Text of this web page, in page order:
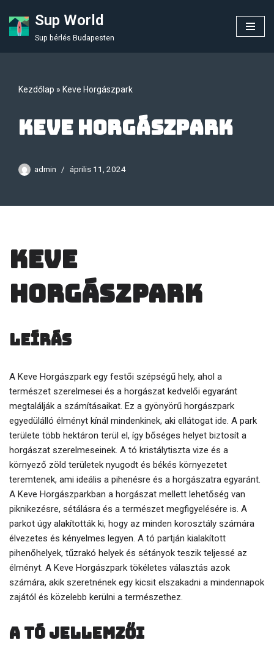
Skip
Sup World
Sup bérlés Budapesten
Kezdőlap » Keve Horgászpark
Keve Horgászpark
admin április 11, 2024
Keve
Horgászpark
Leírás
A Keve Horgászpark egy festői szépségű hely, ahol a
természet szerelmesei és a horgászat kedvelői egyaránt
megtalálják a számításaikat. Ez a gyönyörű horgászpark
egyedülálló élményt kínál mindenkinek, aki ellátogat ide. A park
területe több hektáron terül el, így bőséges helyet biztosít a
horgászat szerelmeseinek. A tó kristálytiszta vize és a
környező zöld területek nyugodt és békés környezetet
teremtenek, ami ideális a pihenésre és a horgászatra egyaránt.
A Keve Horgászparkban a horgászat mellett lehetőség van
piknikezésre, sétálásra és a természet megfigyelésére is. A
parkot úgy alakították ki, hogy az minden korosztály számára
élvezetes és kényelmes legyen. A tó partján kialakított
pihenőhelyek, tűzrakó helyek és sétányok teszik teljessé az
élményt. A Keve Horgászpark tökéletes választás azok
számára, akik szeretnének egy kicsit elszakadni a mindennapok
zajától és közelebb kerülni a természethez.
A tó jellemzői